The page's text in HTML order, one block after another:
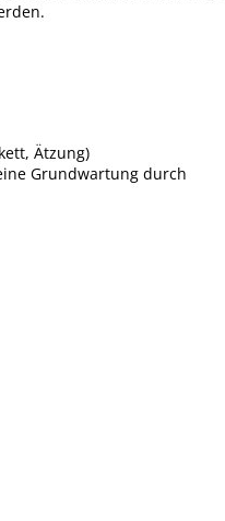
Ätzung)
Grundwartung durch